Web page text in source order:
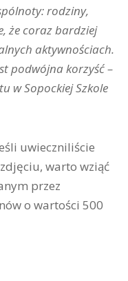
rodziny,
że coraz bardziej
aktywnościach.
podwójna korzyść –
w Sopockiej Szkole
uwieczniliście
warto wziąć
przez
o wartości 500